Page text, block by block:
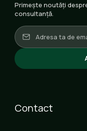
Primește noutăți
consultanță.
Contact